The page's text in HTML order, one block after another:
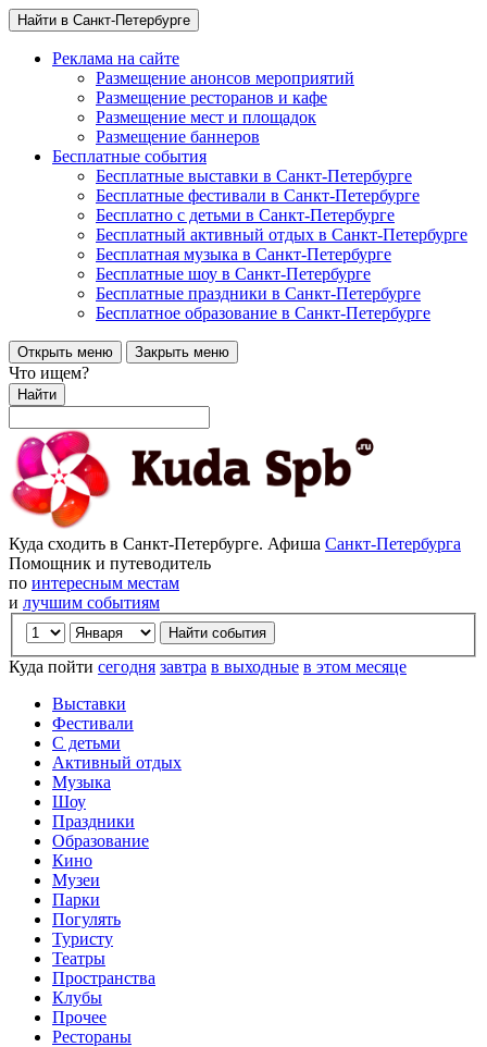
Найти в Санкт-Петербурге
Реклама на сайте
Размещение анонсов мероприятий
Размещение ресторанов и кафе
Размещение мест и площадок
Размещение баннеров
Бесплатные события
Бесплатные выставки в Санкт-Петербурге
Бесплатные фестивали в Санкт-Петербурге
Бесплатно с детьми в Санкт-Петербурге
Бесплатный активный отдых в Санкт-Петербурге
Бесплатная музыка в Санкт-Петербурге
Бесплатные шоу в Санкт-Петербурге
Бесплатные праздники в Санкт-Петербурге
Бесплатное образование в Санкт-Петербурге
Открыть меню Закрыть меню
Что ищем?
Найти
Куда сходить в Санкт-Петербурге. Афиша Санкт-Петербурга
Помощник и путеводитель
по интересным местам
и лучшим событиям
Куда пойти сегодня завтра в выходные в этом месяце
Выставки
Фестивали
С детьми
Активный отдых
Музыка
Шоу
Праздники
Образование
Кино
Музеи
Парки
Погулять
Туристу
Театры
Пространства
Клубы
Прочее
Рестораны